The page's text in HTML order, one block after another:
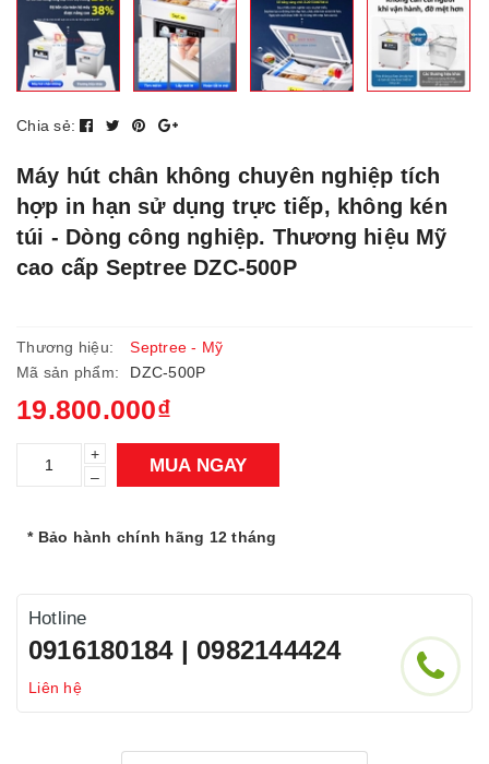
Chia sẻ:
Máy hút chân không chuyên nghiệp tích
hợp in hạn sử dụng trực tiếp, không kén
túi - Dòng công nghiệp. Thương hiệu Mỹ
cao cấp Septree DZC-500P
Thương hiệu:
Septree - Mỹ
Mã sản phẩm:
DZC-500P
19.800.000₫
+
–
MUA NGAY
* Bảo hành chính hãng 12 tháng
Hotline
0916180184 | 0982144424
Liên hệ